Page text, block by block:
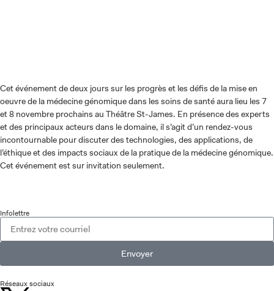
Cet événement de deux jours sur les progrès et les défis de la mise en
oeuvre de la médecine génomique dans les soins de santé aura lieu les 7
et 8 novembre prochains au Théâtre St-James. En présence des experts
et des principaux acteurs dans le domaine, il s’agit d’un rendez-vous
incontournable pour discuter des technologies, des applications, de
l’éthique et des impacts sociaux de la pratique de la médecine génomique.
Cet événement est sur invitation seulement.
Infolettre
Envoyer
Réseaux sociaux